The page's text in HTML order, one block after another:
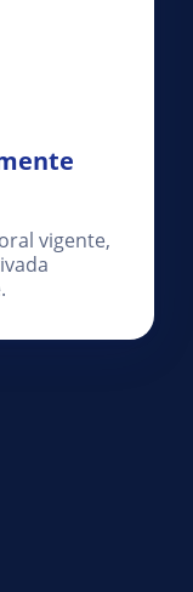
vigente,